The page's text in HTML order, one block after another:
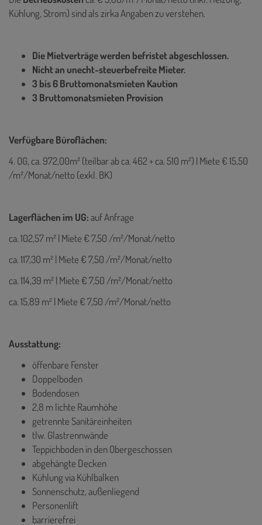
Kühlung, Strom) sind als zirka Angaben zu verstehen.
Die Mietverträge werden befristet abgeschlossen.
Nicht an unecht-steuerbefreite Mieter.
3 bis 6 Bruttomonatsmieten Kaution
3 Bruttomonatsmieten Provision
Verfügbare Büroflächen:
4. OG, ca. 972,00m² (teilbar ab ca. 462 + ca. 510 m²) | Miete € 15,50
/m²/Monat/netto (exkl. BK)
Lagerflächen im UG:auf Anfrage
ca. 102,57 m² | Miete € 7,50 /m²/Monat/netto
ca. 117,30 m² | Miete € 7,50 /m²/Monat/netto
ca. 114,39 m² | Miete € 7,50 /m²/Monat/netto
ca. 15,89 m² | Miete € 7,50 /m²/Monat/netto
Ausstattung:
öffenbare Fenster
Doppelboden
Bodendosen
2,8 m lichte Raumhöhe
getrennte Sanitäreinheiten
tlw. Glastrennwände
Teppichboden in den Obergeschossen
abgehängte Decken
Kühlung via Kühlbalken
Sonnenschutz, außenliegend
Personenlift
barrierefrei